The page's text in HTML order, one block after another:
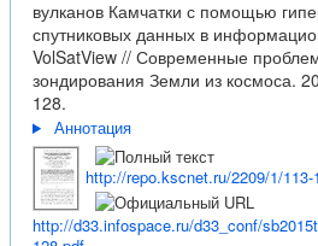
вулканов Камчатки с помощью
спутниковых данных в
VolSatView // Современные
зондирования Земли из космоса.
128.
Аннотация
http://repo.kscnet.ru/2209/1/113-
http://d33.infospace.ru/d33_conf/